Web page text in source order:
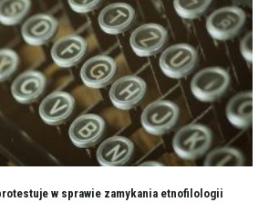
w sprawie zamykania etnofilologii